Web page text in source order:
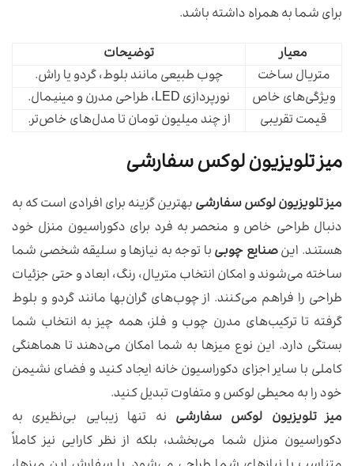
برای شما به همراه داشته باشد.
معیار
توضیحات
متریال ساخت
چوب طبیعی مانند بلوط، گردو یا راش.
ویژگی‌های خاص
نورپردازی LED، طراحی مدرن و مینیمال.
قیمت تقریبی
از چند میلیون تومان تا مدل‌های خاص‌تر.
میز تلویزیون لوکس سفارشی
میز تلویزیون لوکس سفارشیبهترین گزینه برای افرادی است که به
دنبال طراحی خاص و منحصر به فرد برای دکوراسیون منزل خود
هستند. اینصنایع چوبیبا توجه به نیازها و سلیقه شخصی شما
ساخته می‌شوند و امکان انتخاب متریال، رنگ، ابعاد و حتی جزئیات
طراحی را فراهم می‌کنند. از چوب‌های گران‌بها مانند گردو و بلوط
گرفته تا ترکیب‌های مدرن چوب و فلز، همه چیز به انتخاب شما
بستگی دارد. این نوع میزها به شما امکان می‌دهند تا هماهنگی
کاملی با سایر اجزای دکوراسیون خانه ایجاد کنید و فضای نشیمن
خود را به محیطی لوکس و متفاوت تبدیل کنید.
میز تلویزیون لوکس سفارشی نه تنها زیبایی بی‌نظیری به
دکوراسیون منزل شما می‌بخشد، بلکه از نظر کارایی نیز کاملاً